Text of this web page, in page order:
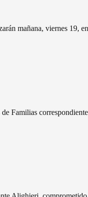
mañana, viernes
Familias